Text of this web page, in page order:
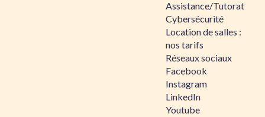
Assistance/Tutorat
Cybersécurité
Location de salles :
nos tarifs
Réseaux sociaux
Facebook
Instagram
LinkedIn
Youtube